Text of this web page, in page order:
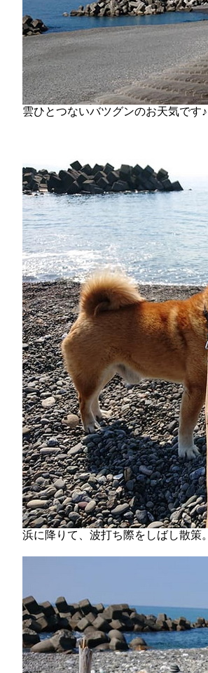
雲ひとつないバツグンのお天気です♪
浜に降りて、波打ち際をしばし散策。